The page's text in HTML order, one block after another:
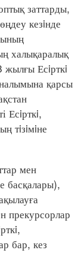
заттарды,
кезiнде
халықаралық
Есiрткi
қарсы
Есiрткi,
тiзiмiне
мен
басқалары),
прекурсорлар
бар, кез